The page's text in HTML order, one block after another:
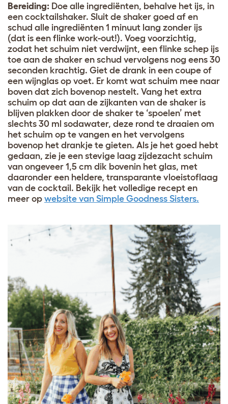
Bereiding: Doe alle ingrediënten, behalve het ijs, in
een cocktailshaker. Sluit de shaker goed af en
schud alle ingrediënten 1 minuut lang zonder ijs
(dat is een flinke work-out!). Voeg voorzichtig,
zodat het schuim niet verdwijnt, een flinke schep ijs
toe aan de shaker en schud vervolgens nog eens 30
seconden krachtig. Giet de drank in een coupe of
een wijnglas op voet. Er komt wat schuim mee naar
boven dat zich bovenop nestelt. Vang het extra
schuim op dat aan de zijkanten van de shaker is
blijven plakken door de shaker te ‘spoelen’ met
slechts 30 ml sodawater, deze rond te draaien om
het schuim op te vangen en het vervolgens
bovenop het drankje te gieten. Als je het goed hebt
gedaan, zie je een stevige laag zijdezacht schuim
van ongeveer 1,5 cm dik bovenin het glas, met
daaronder een heldere, transparante vloeistoflaag
van de cocktail. Bekijk het volledige recept en
meer op website van Simple Goodness Sisters.